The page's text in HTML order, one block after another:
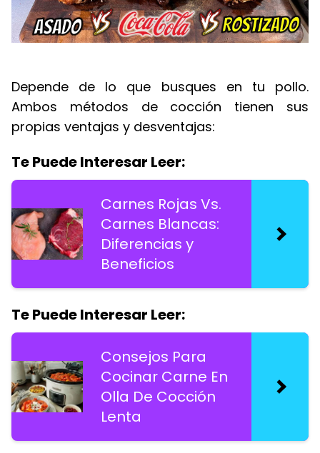
Depende de lo que busques en tu pollo.
Ambos métodos de cocción tienen sus
propias ventajas y desventajas:
Te Puede Interesar Leer:
Carnes Rojas Vs.
Carnes Blancas:
Diferencias y
Beneficios
Te Puede Interesar Leer:
Consejos Para
Cocinar Carne En
Olla De Cocción
Lenta